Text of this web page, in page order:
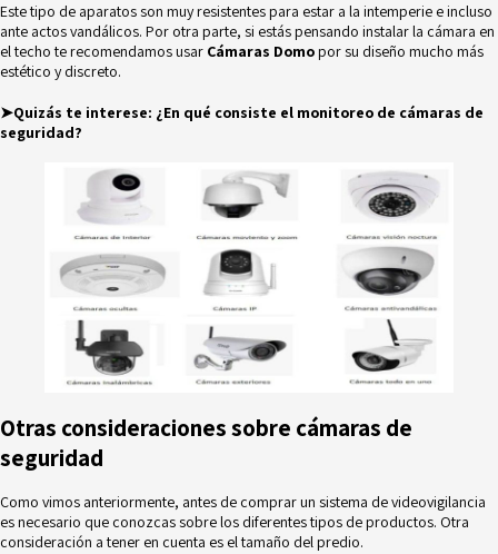
Este tipo de aparatos son muy resistentes para estar a la intemperie e incluso
ante actos vandálicos. Por otra parte, si estás pensando instalar la cámara en
el techo te recomendamos usar Cámaras Domopor su diseño mucho más
estético y discreto.
➤Quizás te interese: ¿En qué consiste el monitoreo de cámaras de
seguridad?
Otras consideraciones sobre cámaras de
seguridad
Como vimos anteriormente, antes de comprar un sistema de videovigilancia
es necesario que conozcas sobre los diferentes tipos de productos. Otra
consideración a tener en cuenta es el tamaño del predio.